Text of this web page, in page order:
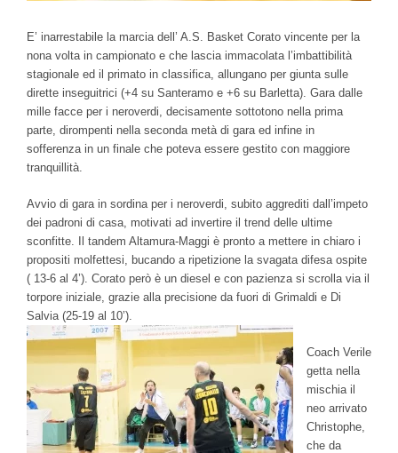
E’ inarrestabile la marcia dell’ A.S. Basket Corato vincente per la
nona volta in campionato e che lascia immacolata l’imbattibilità
stagionale ed il primato in classifica, allungano per giunta sulle
dirette inseguitrici (+4 su Santeramo e +6 su Barletta). Gara dalle
mille facce per i neroverdi, decisamente sottotono nella prima
parte, dirompenti nella seconda metà di gara ed infine in
sofferenza in un finale che poteva essere gestito con maggiore
tranquillità.
Avvio di gara in sordina per i neroverdi, subito aggrediti dall’impeto
dei padroni di casa, motivati ad invertire il trend delle ultime
sconfitte. Il tandem Altamura-Maggi è pronto a mettere in chiaro i
propositi molfettesi, bucando a ripetizione la svagata difesa ospite
( 13-6 al 4’). Corato però è un diesel e con pazienza si scrolla via il
torpore iniziale, grazie alla precisione da fuori di Grimaldi e Di
Salvia (25-19 al 10’).
Coach Verile
getta nella
mischia il
neo arrivato
Christophe,
che da